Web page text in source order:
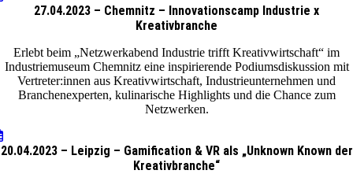
27.04.2023 – Chemnitz – Innovationscamp Industrie x
Kreativbranche
Erlebt beim „Netzwerkabend Industrie trifft Kreativwirtschaft“ im
Industriemuseum Chemnitz eine inspirierende Podiumsdiskussion mit
Vertreter:innen aus Kreativwirtschaft, Industrieunternehmen und
Branchenexperten, kulinarische Highlights und die Chance zum
Netzwerken.
20.04.2023 – Leipzig – Gamification & VR als „Unknown Known der
Kreativbranche“